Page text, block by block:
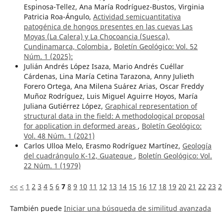
Espinosa-Tellez, Ana María Rodríguez-Bustos, Virginia
Patricia Roa-Ángulo, Actividad semicuantitativa
patogénica de hongos presentes en las cuevas Las
Moyas (La Calera) y La Chocoancia (Suesca),
Cundinamarca, Colombia , Boletín Geológico: Vol. 52
Núm. 1 (2025):
Julián Andrés López Isaza, Mario Andrés Cuéllar
Cárdenas, Lina María Cetina Tarazona, Anny Julieth
Forero Ortega, Ana Milena Suárez Arias, Oscar Freddy
Muñoz Rodríguez, Luis Miguel Aguirre Hoyos, María
Juliana Gutiérrez López, Graphical representation of
structural data in the field: A methodological proposal
for application in deformed areas , Boletín Geológico:
Vol. 48 Núm. 1 (2021)
Carlos Ulloa Melo, Erasmo Rodríguez Martínez, Geología
del cuadrángulo K-12, Guateque , Boletín Geológico: Vol.
22 Núm. 1 (1979)
<< < 1 2 3 4 5 6 7 8 9 10 11 12 13 14 15 16 17 18 19 20 21 22 23
También puede Iniciar una búsqueda de similitud avanzada